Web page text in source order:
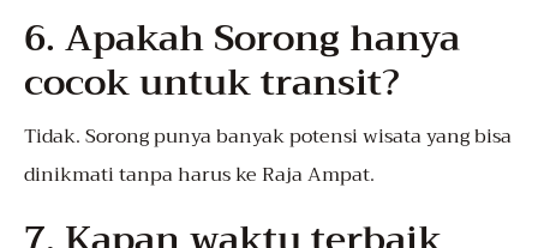
6. Apakah Sorong hanya
cocok untuk transit?
Tidak. Sorong punya banyak potensi wisata yang bisa
dinikmati tanpa harus ke Raja Ampat.